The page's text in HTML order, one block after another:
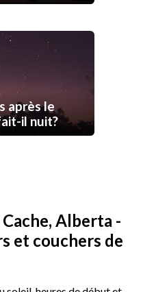
après le
il nuit?
Alberta -
et couchers de